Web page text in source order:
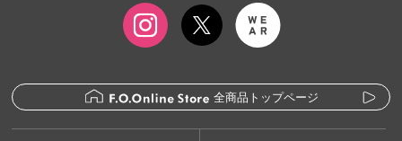
全商品トップページ